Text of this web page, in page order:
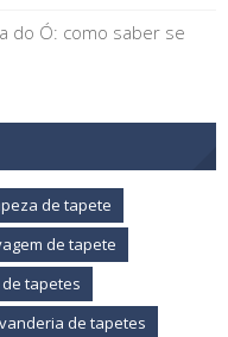
do Ó: como saber se
de tapete
de tapete
tapetes
de tapetes